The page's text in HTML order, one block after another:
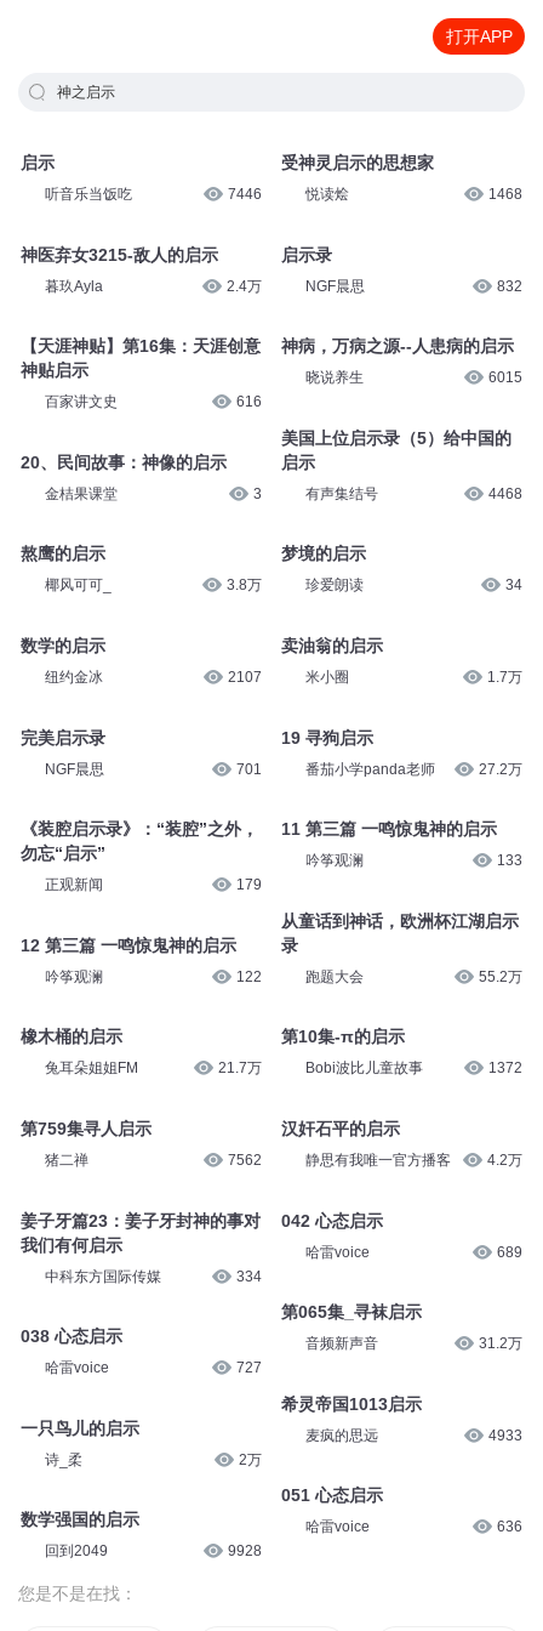
打开APP
神之启示
启示
听音乐当饭吃 7446
神医弃女3215-敌人的启示
暮玖Ayla 2.4万
【天涯神贴】第16集：天涯创意
神贴启示
百家讲文史 616
20、民间故事：神像的启示
金桔果课堂 3
熬鹰的启示
椰风可可_ 3.8万
数学的启示
纽约金冰 2107
完美启示录
NGF晨思 701
《装腔启示录》：“装腔”之外，
勿忘“启示”
正观新闻 179
12 第三篇 一鸣惊鬼神的启示
吟筝观澜 122
橡木桶的启示
兔耳朵姐姐FM 21.7万
第759集寻人启示
猪二禅 7562
姜子牙篇23：姜子牙封神的事对
我们有何启示
中科东方国际传媒 334
038 心态启示
哈雷voice 727
一只鸟儿的启示
诗_柔 2万
数学强国的启示
回到2049 9928
受神灵启示的思想家
悦读烩 1468
启示录
NGF晨思 832
神病，万病之源--人患病的启示
晓说养生 6015
美国上位启示录（5）给中国的
启示
有声集结号 4468
梦境的启示
珍爱朗读 34
卖油翁的启示
米小圈 1.7万
19 寻狗启示
番茄小学panda老师 27.2万
11 第三篇 一鸣惊鬼神的启示
吟筝观澜 133
从童话到神话，欧洲杯江湖启示
录
跑题大会 55.2万
第10集-π的启示
Bobi波比儿童故事 1372
汉奸石平的启示
静思有我唯一官方播客 4.2万
042 心态启示
哈雷voice 689
第065集_寻袜启示
音频新声音 31.2万
希灵帝国1013启示
麦疯的思远 4933
051 心态启示
哈雷voice 636
您是不是在找：